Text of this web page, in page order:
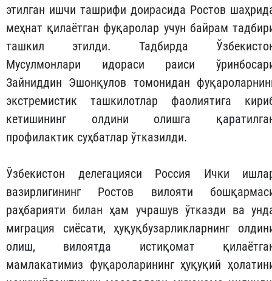
этилган ишчи ташрифи доирасида Ростов
меҳнат қилаётган фуқаролар учун байрам
ташкил этилди. Тадбирда
Мусулмонлари идораси раиси
Зайниддин Эшонқулов томонидан
экстремистик ташкилотлар фаолиятига
кетишининг олдини олишга
профилактик суҳбатлар ўтказилди.
Ўзбекистон делегацияси Россия Ички
вазирлигининг Ростов вилояти
раҳбарияти билан ҳам учрашув ўтказди ва
миграция сиёсати, ҳуқуқбузарликларнинг
олиш, вилоятда истиқомат
мамлакатимиз фуқароларининг ҳуқуқий